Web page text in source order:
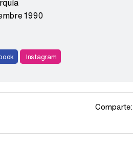
1990
Instagram
Comparte: